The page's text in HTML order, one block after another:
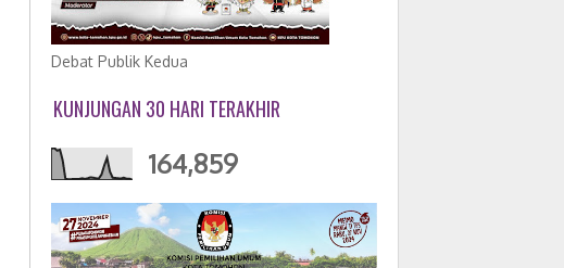
Debat Publik Kedua
KUNJUNGAN 30 HARI TERAKHIR
164,859